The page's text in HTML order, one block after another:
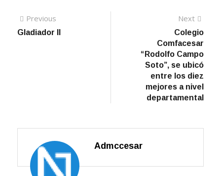
Navegación
de
Previous
post:
Gladiador II
Next
post:
Colegio
Comfacesar
“Rodolfo Campo
Soto”, se ubicó
entre los diez
mejores a nivel
departamental
Admccesar